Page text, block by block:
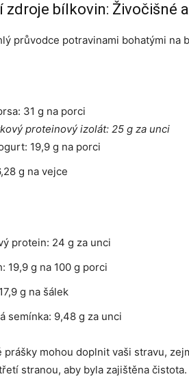
zdroje bílkovin: Živočišné
průvodce potravinami bohatými na
31 g na porci
proteinový izolát: 25 g za unci
19,9 g na porci
g na vejce
protein: 24 g za unci
19,9 g na 100 g porci
g na šálek
semínka: 9,48 g za unci
prášky mohou doplnit vaši stravu,
stranou, aby byla zajištěna čistota.